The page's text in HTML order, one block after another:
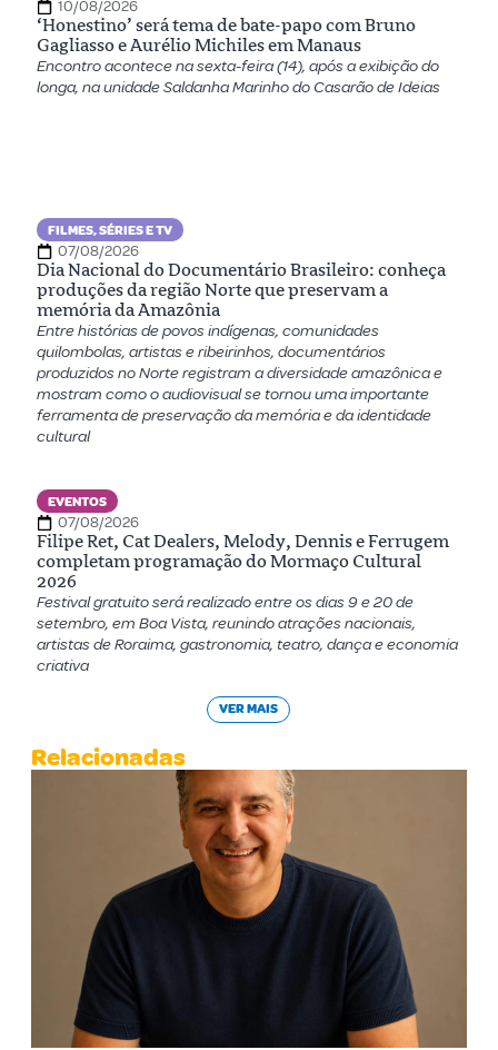
10/08/2026
‘Honestino’ será tema de bate-papo com Bruno
Gagliasso e Aurélio Michiles em Manaus
Encontro acontece na sexta-feira (14), após a exibição do
longa, na unidade Saldanha Marinho do Casarão de Ideias
FILMES, SÉRIES E TV
07/08/2026
Dia Nacional do Documentário Brasileiro: conheça
produções da região Norte que preservam a
memória da Amazônia
Entre histórias de povos indígenas, comunidades
quilombolas, artistas e ribeirinhos, documentários
produzidos no Norte registram a diversidade amazônica e
mostram como o audiovisual se tornou uma importante
ferramenta de preservação da memória e da identidade
cultural
EVENTOS
07/08/2026
Filipe Ret, Cat Dealers, Melody, Dennis e Ferrugem
completam programação do Mormaço Cultural
2026
Festival gratuito será realizado entre os dias 9 e 20 de
setembro, em Boa Vista, reunindo atrações nacionais,
artistas de Roraima, gastronomia, teatro, dança e economia
criativa
VER MAIS
Relacionadas